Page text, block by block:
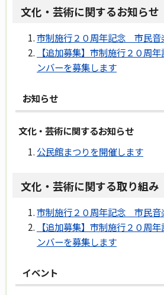
文化・芸術に関するお知らせ
市制施行２０周年記念 市民音
【追加募集】市制施行２０周
ンバーを募集します
お知らせ
文化・芸術に関するお知らせ
公民館まつりを開催します
文化・芸術に関する取り組み
市制施行２０周年記念 市民音
【追加募集】市制施行２０周
ンバーを募集します
イベント